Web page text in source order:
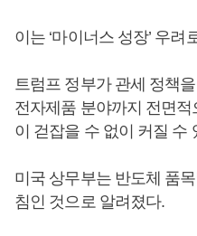
이는 ‘마이너스 성장’ 우
트럼프 정부가 관세 정책
전자제품 분야까지 전면
이 걷잡을 수 없이 커질 수
미국 상무부는 반도체 품
침인 것으로 알려졌다.